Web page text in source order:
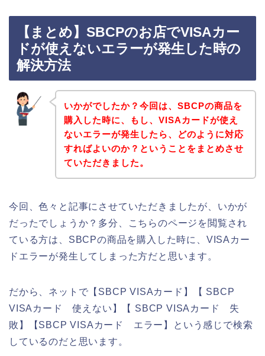
【まとめ】SBCPのお店でVISAカー
ドが使えないエラーが発生した時の
解決方法
いかがでしたか？今回は、SBCPの商品を
購入した時に、もし、VISAカードが使え
ないエラーが発生したら、どのように対応
すればよいのか？ということをまとめさせ
ていただきました。
今回、色々と記事にさせていただきましたが、いかが
だったでしょうか？多分、こちらのページを閲覧され
ている方は、SBCPの商品を購入した時に、VISAカー
ドエラーが発生してしまった方だと思います。
だから、ネットで【SBCP VISAカード】【 SBCP
VISAカード 使えない】【 SBCP VISAカード 失
敗】【SBCP VISAカード エラー】という感じで検索
しているのだと思います。